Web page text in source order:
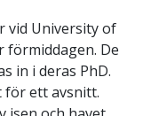
vid University of
förmiddagen. De
in i deras PhD.
för ett avsnitt.